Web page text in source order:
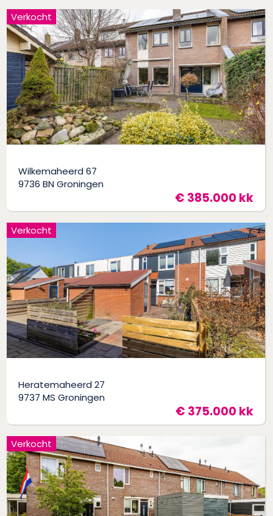
Wilkemaheerd 67
9736 BN Groningen
€ 385.000 kk
Verkocht
Heratemaheerd 27
9737 MS Groningen
€ 375.000 kk
Verkocht
Verkocht